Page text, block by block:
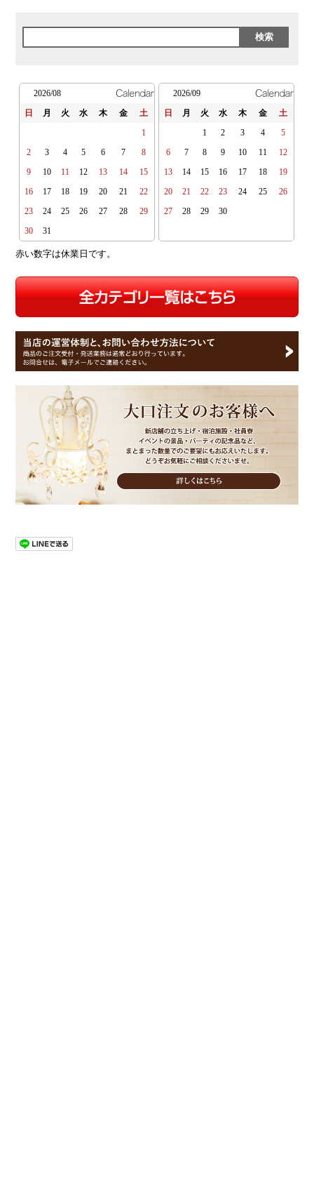
2026/08
日 月 火 水 木 金 土
1
2 3 4 5 6 7 8
9 10 11 12 13 14 15
16 17 18 19 20 21 22
23 24 25 26 27 28 29
30 31
2026/09
日 月 火 水 木 金 土
1 2 3 4 5
6 7 8 9 10 11 12
13 14 15 16 17 18 19
20 21 22 23 24 25 26
27 28 29 30
赤い数字は休業日です。